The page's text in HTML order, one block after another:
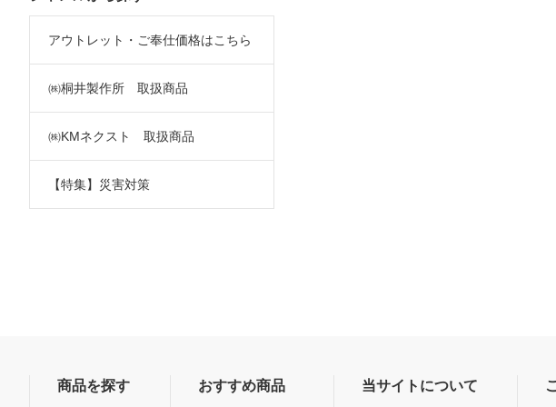
アウトレット・ご奉仕価格はこちら
㈱桐井製作所 取扱商品
㈱KMネクスト 取扱商品
【特集】災害対策
商品を探す おすすめ商品 当サイトについて